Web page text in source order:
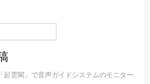
起雲閣」で音声ガイドシステムのモニター